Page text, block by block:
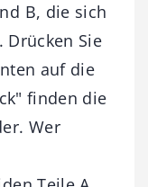
B, die sich
Sie
auf die
finden die
Wer